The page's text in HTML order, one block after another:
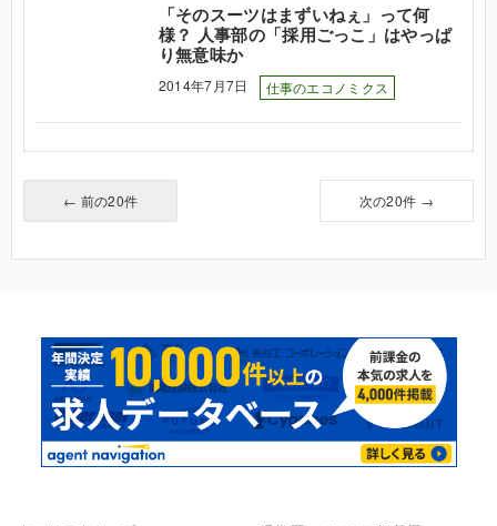
「そのスーツはまずいねぇ」って何
様？ 人事部の「採用ごっこ」はやっぱ
り無意味か
2014年7月7日 仕事のエコノミクス
← 前の20件 次の20件 →